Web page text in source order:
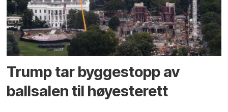
Trump tar byggestopp av
ballsalen til høyesterett